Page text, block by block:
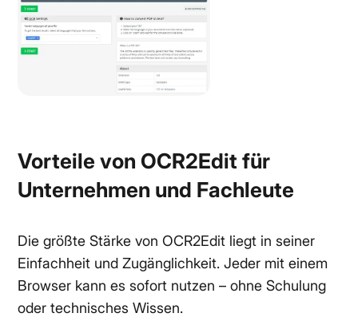
Vorteile von OCR2Edit für
Unternehmen und Fachleute
Die größte Stärke von OCR2Edit liegt in seiner
Einfachheit und Zugänglichkeit. Jeder mit einem
Browser kann es sofort nutzen – ohne Schulung
oder technisches Wissen.